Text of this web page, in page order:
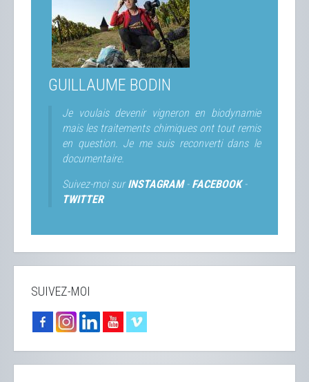
GUILLAUME BODIN
Je voulais devenir vigneron en biodynamie
mais les traitements chimiques ont tout remis
en question. Je me suis reconverti dans le
documentaire.
Suivez-moi surINSTAGRAM- FACEBOOK-
TWITTER
SUIVEZ-MOI